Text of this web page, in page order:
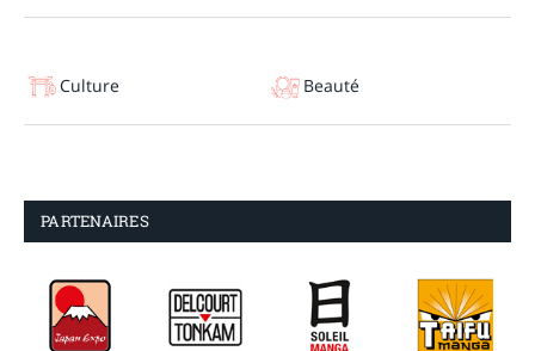
Culture Beauté
PARTENAIRES